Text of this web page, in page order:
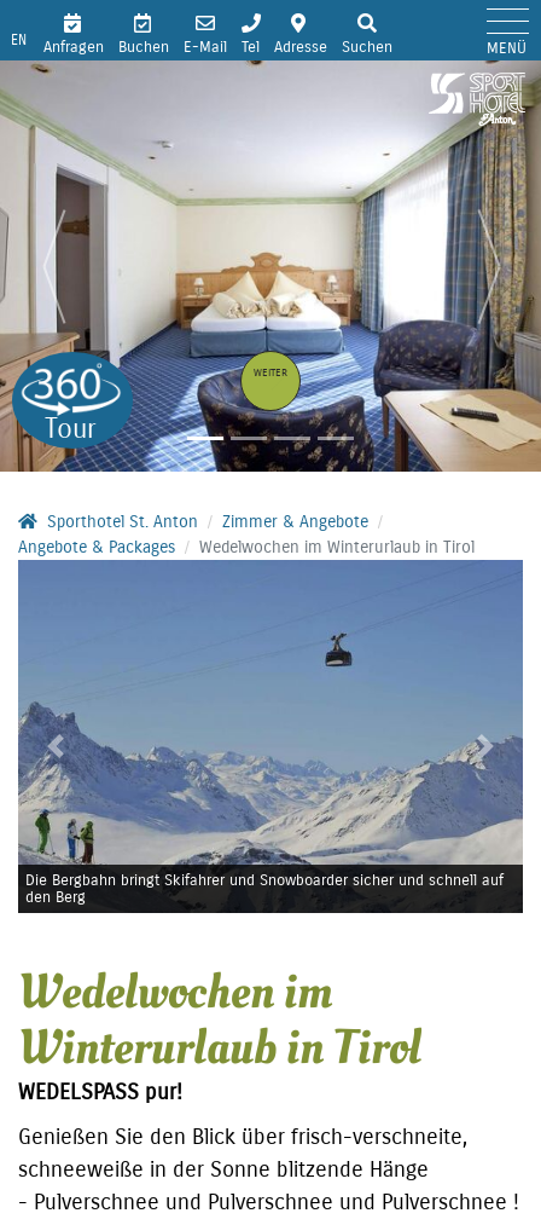
EN Anfragen Buchen E-Mail Tel Adresse Suchen MENÜ
WEITER
Tour
Sporthotel St. Anton
Zimmer & Angebote
Angebote & Packages
Wedelwochen im Winterurlaub in Tirol
Die Bergbahn bringt Skifahrer und Snowboarder sicher und schnell auf
den Berg
Previous Next
Wedelwochen im
Winterurlaub in Tirol
WEDELSPASS pur!
Genießen Sie den Blick über frisch-verschneite,
schneeweiße in der Sonne blitzende Hänge
- Pulverschnee und Pulverschnee und Pulverschnee !